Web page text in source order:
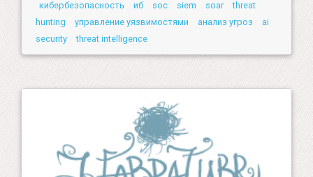
кибербезопасность
иб soc siem soar
threat
hunting
управление уязвимостями анализ угроз
ai
security
threat intelligence